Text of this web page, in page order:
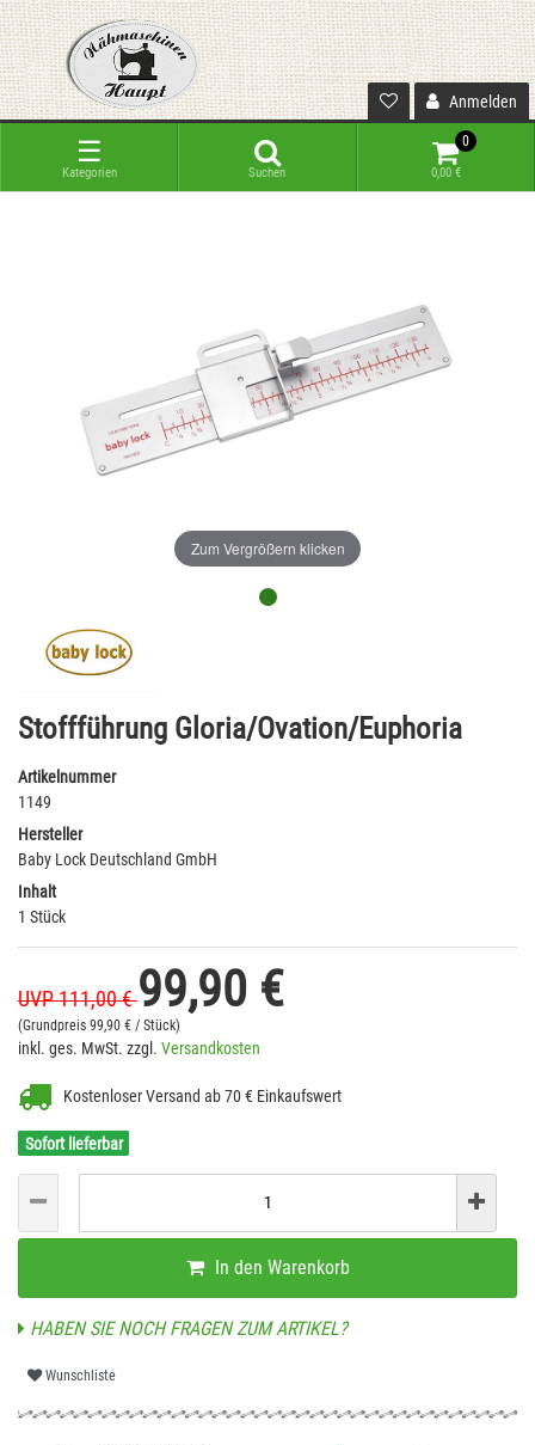
Anmelden
☰
Kategorien Suchen
0
0,00 €
Zum Vergrößern klicken
Stoffführung Gloria/Ovation/Euphoria
Artikelnummer
1149
Hersteller
Baby Lock Deutschland GmbH
Inhalt
1 Stück
UVP 111,00 €99,90 €
(Grundpreis 99,90 € / Stück)
inkl. ges. MwSt. zzgl. Versandkosten
Kostenloser Versand ab 70 € Einkaufswert
Sofort lieferbar
In den Warenkorb
HABEN SIE NOCH FRAGEN ZUM ARTIKEL?
Wunschliste